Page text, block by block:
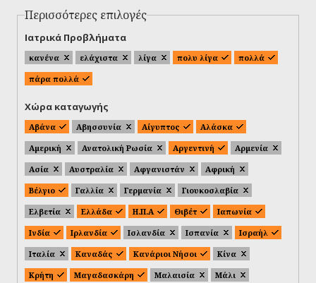
Περισσότερες επιλογές
Ιατρικά Προβλήματα
κανένα ελάχιστα λίγα πολυ λίγα
πολλά
πάρα πολλά
Χώρα καταγωγής
Αβάνα Αβησσυνία Αίγυπτος
Αλάσκα
Αμερική
Ανατολική Ρωσία Αργεντινή
Αρμενία
Ασία
Αυστραλία Αφγανιστάν
Αφρική
Βέλγιο
Γαλλία Γερμανία
Γιουκοσλαβία
Ελβετία
Ελλάδα Η.Π.Α Θιβέτ
Ιαπωνία
Ινδία
Ιρλανδία Ισλανδία Ισπανία
Ισραήλ
Ιταλία
Καναδάς Κανάριοι Νήσοι
Κίνα
Κρήτη
Μαγαδασκάρη Μαλαισία
Μάλι